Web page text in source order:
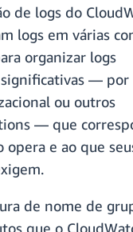
de logs do
logs em várias
organizar logs
— por
ou outros
— que
opera e ao que
de nome de
que o